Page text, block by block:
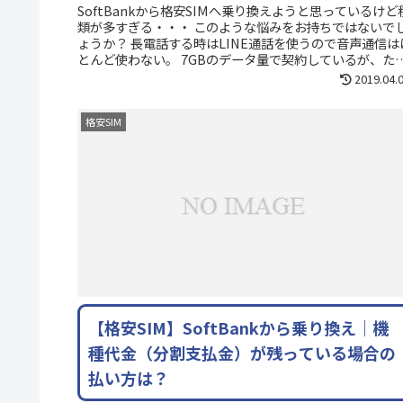
SoftBankから格安SIMへ乗り換えようと思っているけど
類が多すぎる・・・ このような悩みをお持ちではないで
ょうか？ 長電話する時はLINE通話を使うので音声通信は
とんど使わない。 7GBのデータ量で契約しているが、た
格安SIM
【格安SIM】SoftBankから乗り換え｜機
種代金（分割支払金）が残っている場合の
払い方は？